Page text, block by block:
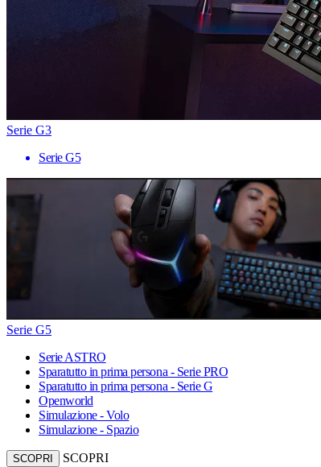
Serie G3
Serie G5
Serie G5
Serie ASTRO
Sparatutto in prima persona - Serie PRO
Sparatutto in prima persona - Serie G
Openworld
Simulazione - Volo
Simulazione - Spazio
SCOPRI SCOPRI